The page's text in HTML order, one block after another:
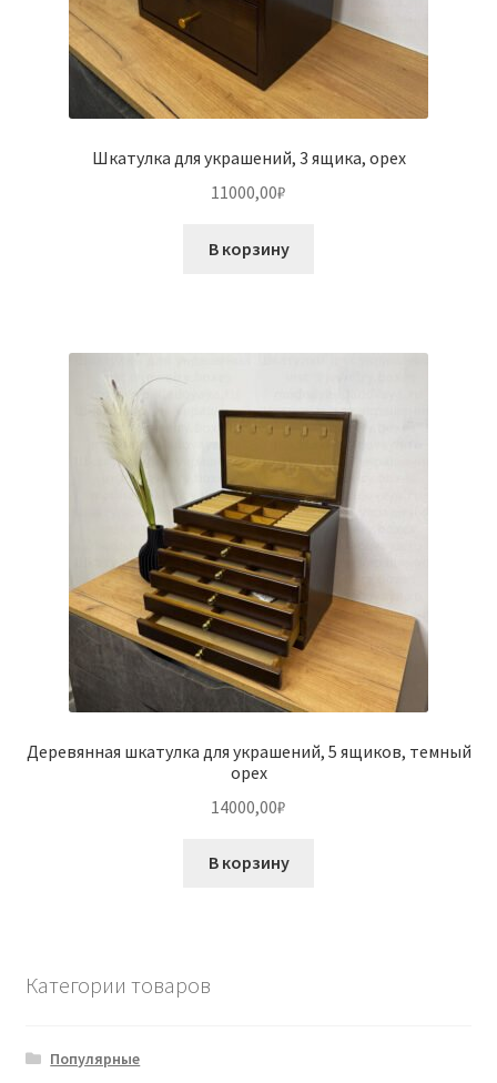
Шкатулка для украшений, 3 ящика, орех
11000,00₽
В корзину
Деревянная шкатулка для украшений, 5 ящиков, темный
орех
14000,00₽
В корзину
Категории товаров
Популярные